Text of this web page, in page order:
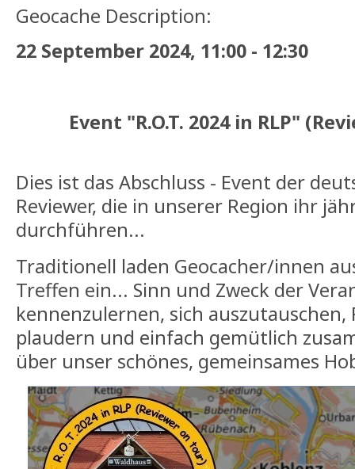
Geocache Description:
22 September 2024, 11:00 - 12:30
Event "R.O.T. 2024 in RLP"
Dies ist das Abschluss - Event der
Reviewer, die in unserer Region ihr
durchführen...
Traditionell laden Geocacher/innen
Treffen ein... Sinn und Zweck der
kennenzulernen, sich auszutauschen,
plaudern und einfach gemütlich
über unser schönes, gemeinsames